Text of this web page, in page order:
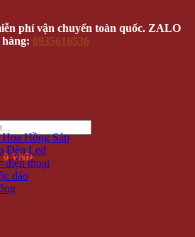
phí vận chuyển toàn quốc. ZALO
0935616536
0 VNĐ
Hồng Sáp
Đèn Led
điện thoại
đáo